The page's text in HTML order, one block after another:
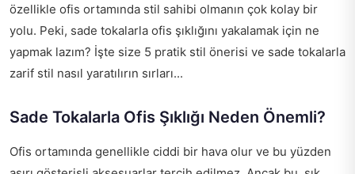
özellikle ofis ortamında stil sahibi olmanın çok kolay bir
yolu. Peki, sade tokalarla ofis şıklığını yakalamak için ne
yapmak lazım? İşte size 5 pratik stil önerisi ve sade tokalarla
zarif stil nasıl yaratılırın sırları...
Sade Tokalarla Ofis Şıklığı Neden Önemli?
Ofis ortamında genellikle ciddi bir hava olur ve bu yüzden